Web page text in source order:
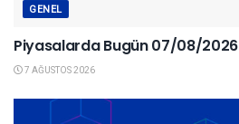
GENEL
Piyasalarda Bugün 07/08/2026
7 AĞUSTOS 2026